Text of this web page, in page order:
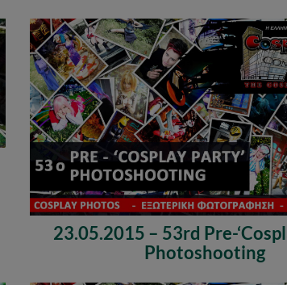
23.05.2015 – 53rd Pre-
Photoshooting